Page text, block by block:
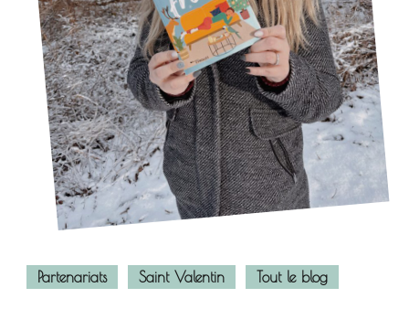
Partenariats Saint Valentin Tout le blog